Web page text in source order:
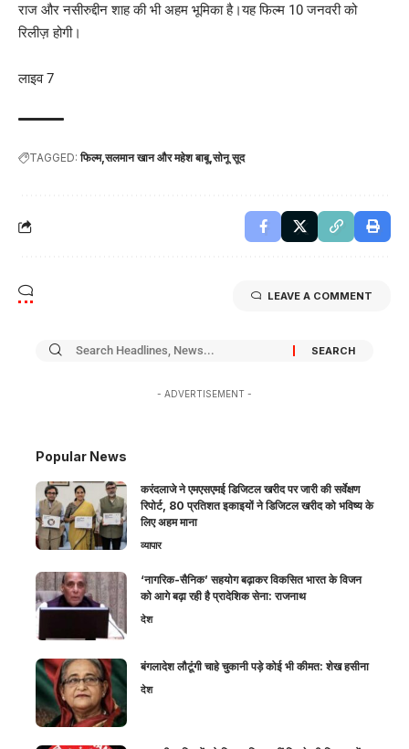
राज और नसीरुद्दीन शाह की भी अहम भूमिका है।यह फिल्म 10 जनवरी को
रिलीज़ होगी।
लाइव 7
TAGGED: फिल्म सलमान खान और महेश बाबू सोनू सूद
LEAVE A COMMENT
- ADVERTISEMENT -
Popular News
करंदलाजे ने एमएसएमई डिजिटल खरीद पर जारी की सर्वेक्षण
रिपोर्ट, 80 प्रतिशत इकाइयों ने डिजिटल खरीद को भविष्य के
लिए अहम माना
व्यापार
‘नागरिक-सैनिक’ सहयोग बढ़ाकर विकसित भारत के विजन
को आगे बढ़ा रही है प्रादेशिक सेना: राजनाथ
देश
बंगलादेश लौटूंगी चाहे चुकानी पड़े कोई भी कीमत: शेख हसीना
देश